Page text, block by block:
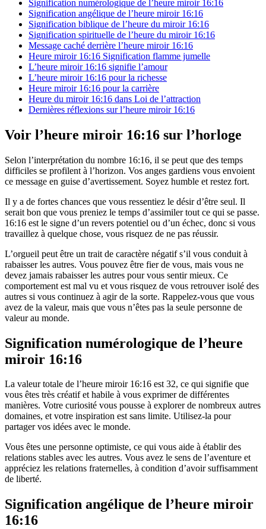
Signification numérologique de l’heure miroir 16:16
Signification angélique de l’heure miroir 16:16
Signification biblique de l’heure du miroir 16:16
Signification spirituelle de l’heure du miroir 16:16
Message caché derrière l’heure miroir 16:16
Heure miroir 16:16 Signification flamme jumelle
L’heure miroir 16:16 signifie l’amour
L’heure miroir 16:16 pour la richesse
Heure miroir 16:16 pour la carrière
Heure du miroir 16:16 dans Loi de l’attraction
Dernières réflexions sur l’heure miroir 16:16
Voir l’heure miroir 16:16 sur l’horloge
Selon l’interprétation du nombre 16:16, il se peut que des temps
difficiles se profilent à l’horizon. Vos anges gardiens vous envoient
ce message en guise d’avertissement. Soyez humble et restez fort.
Il y a de fortes chances que vous ressentiez le désir d’être seul. Il
serait bon que vous preniez le temps d’assimiler tout ce qui se passe.
16:16 est le signe d’un revers potentiel ou d’un échec, donc si vous
travaillez à quelque chose, vous risquez de ne pas réussir.
L’orgueil peut être un trait de caractère négatif s’il vous conduit à
rabaisser les autres. Vous pouvez être fier de vous, mais vous ne
devez jamais rabaisser les autres pour vous sentir mieux. Ce
comportement est mal vu et vous risquez de vous retrouver isolé des
autres si vous continuez à agir de la sorte. Rappelez-vous que vous
avez de la valeur, mais que vous n’êtes pas la seule personne de
valeur au monde.
Signification numérologique de l’heure
miroir 16:16
La valeur totale de l’heure miroir 16:16 est 32, ce qui signifie que
vous êtes très créatif et habile à vous exprimer de différentes
manières. Votre curiosité vous pousse à explorer de nombreux autres
domaines, et votre inspiration est sans limite. Utilisez-la pour
partager vos idées avec le monde.
Vous êtes une personne optimiste, ce qui vous aide à établir des
relations stables avec les autres. Vous avez le sens de l’aventure et
appréciez les relations fraternelles, à condition d’avoir suffisamment
de liberté.
Signification angélique de l’heure miroir
16:16